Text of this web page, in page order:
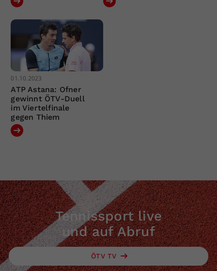
01.10.2023
ATP Astana: Ofner
gewinnt ÖTV-Duell
im Viertelfinale
gegen Thiem
Tennissport live
und auf Abruf
ÖTV TV